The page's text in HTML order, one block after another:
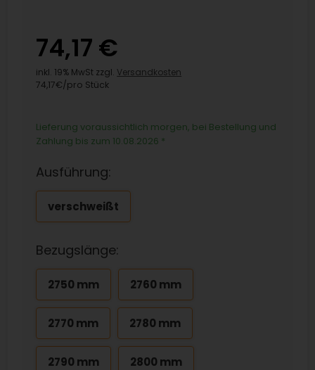
74,17 €
inkl. 19% MwSt zzgl. Versandkosten
74,17€/pro Stück
Lieferung voraussichtlich morgen, bei Bestellung und
Zahlung bis zum 10.08.2026 *
Ausführung:
verschweißt
Bezugslänge:
2750 mm 2760 mm
2770 mm 2780 mm
2790 mm 2800 mm